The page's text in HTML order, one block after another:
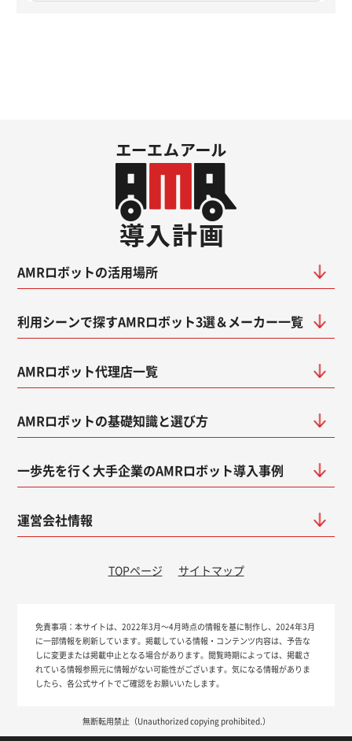
AMRロボットの活用場所
利用シーンで探すAMRロボット3選＆メーカー一覧
AMRロボット代理店一覧
AMRロボットの基礎知識と選び方
一歩先を行く大手企業のAMRロボット導入事例
運営会社情報
TOPページ サイトマップ
免責事項： 本サイトは、2022年3月～4月時点の情報を基に制作し、2024年3月
に一部情報を刷新しています。掲載している情報・コンテンツ内容は、予告な
しに変更または掲載中止となる場合があります。閲覧時期によっては、掲載さ
れている情報参照元に情報がない可能性がございます。気になる情報がありま
したら、各公式サイトでご確認をお願いいたします。
無断転用禁止（Unauthorized copying prohibited.）